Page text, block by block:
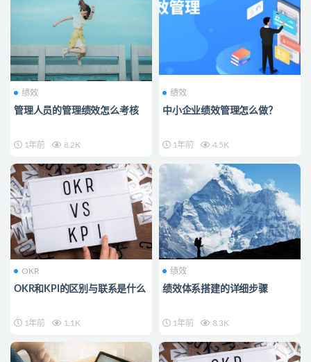
绩效
管理人员的管理绩效怎么考核
1年前 8.2K
绩效
中小企业绩效管理怎么做？
1年前 4.5K
OKR
OKR和KPI的区别与联系是什么
1年前 1.1K
绩效
绩效体系搭建的详细步骤
1年前 8.3K